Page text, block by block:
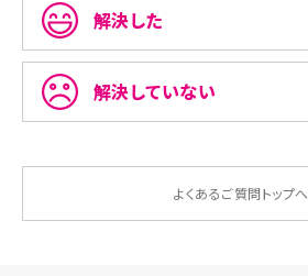
解決した
解決していない
よくあるご質問トップへ